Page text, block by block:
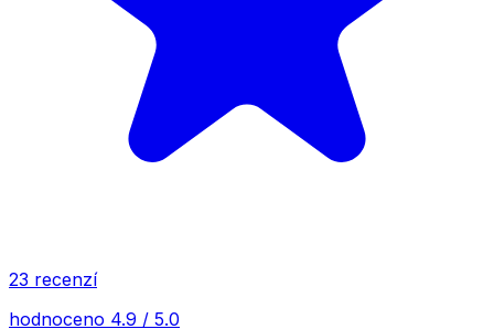
23 recenzí
hodnoceno 4.9 / 5.0